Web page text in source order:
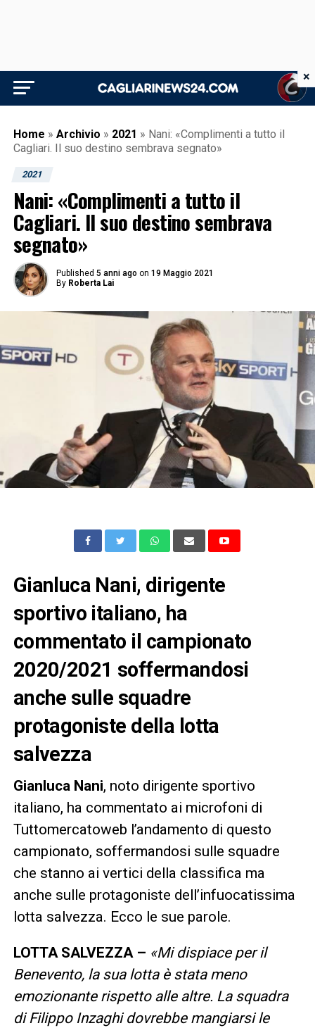
Home » Archivio » 2021 » Nani: «Complimenti a tutto il
Cagliari. Il suo destino sembrava segnato»
2021
Nani: «Complimenti a tutto il
Cagliari. Il suo destino sembrava
segnato»
Published 5 anni ago on 19 Maggio 2021
By Roberta Lai
Gianluca Nani, dirigente
sportivo italiano, ha
commentato il campionato
2020/2021 soffermandosi
anche sulle squadre
protagoniste della lotta
salvezza
Gianluca Nani, noto dirigente sportivo
italiano, ha commentato ai microfoni di
Tuttomercatoweb l’andamento di questo
campionato, soffermandosi sulle squadre
che stanno ai vertici della classifica ma
anche sulle protagoniste dell’infuocatissima
lotta salvezza. Ecco le sue parole.
LOTTA SALVEZZA – «Mi dispiace per il
Benevento, la sua lotta è stata meno
emozionante rispetto alle altre. La squadra
di Filippo Inzaghi dovrebbe mangiarsi le
×